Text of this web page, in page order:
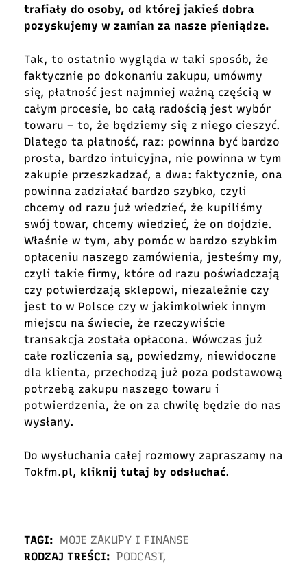
trafiały do osoby, od której jakieś dobra
pozyskujemy w zamian za nasze pieniądze.
Tak, to ostatnio wygląda w taki sposób, że
faktycznie po dokonaniu zakupu, umówmy
się, płatność jest najmniej ważną częścią w
całym procesie, bo całą radością jest wybór
towaru – to, że będziemy się z niego cieszyć.
Dlatego ta płatność, raz: powinna być bardzo
prosta, bardzo intuicyjna, nie powinna w tym
zakupie przeszkadzać, a dwa: faktycznie, ona
powinna zadziałać bardzo szybko, czyli
chcemy od razu już wiedzieć, że kupiliśmy
swój towar, chcemy wiedzieć, że on dojdzie.
Właśnie w tym, aby pomóc w bardzo szybkim
opłaceniu naszego zamówienia, jesteśmy my,
czyli takie firmy, które od razu poświadczają
czy potwierdzają sklepowi, niezależnie czy
jest to w Polsce czy w jakimkolwiek innym
miejscu na świecie, że rzeczywiście
transakcja została opłacona. Wówczas już
całe rozliczenia są, powiedzmy, niewidoczne
dla klienta, przechodzą już poza podstawową
potrzebą zakupu naszego towaru i
potwierdzenia, że on za chwilę będzie do nas
wysłany.
Do wysłuchania całej rozmowy zapraszamy na
Tokfm.pl, kliknij tutaj by odsłuchać.
TAGI: MOJE ZAKUPY I FINANSE
RODZAJ TREŚCI: PODCAST,